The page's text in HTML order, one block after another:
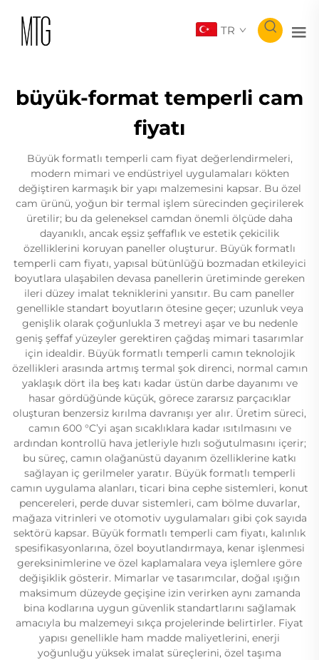
TR
büyük-format temperli cam
fiyatı
Büyük formatlı temperli cam fiyat değerlendirmeleri,
modern mimari ve endüstriyel uygulamaları kökten
değiştiren karmaşık bir yapı malzemesini kapsar. Bu özel
cam ürünü, yoğun bir termal işlem sürecinden geçirilerek
üretilir; bu da geleneksel camdan önemli ölçüde daha
dayanıklı, ancak eşsiz şeffaflık ve estetik çekicilik
özelliklerini koruyan paneller oluşturur. Büyük formatlı
temperli cam fiyatı, yapısal bütünlüğü bozmadan etkileyici
boyutlara ulaşabilen devasa panellerin üretiminde gereken
ileri düzey imalat tekniklerini yansıtır. Bu cam paneller
genellikle standart boyutların ötesine geçer; uzunluk veya
genişlik olarak çoğunlukla 3 metreyi aşar ve bu nedenle
geniş şeffaf yüzeyler gerektiren çağdaş mimari tasarımlar
için idealdir. Büyük formatlı temperli camın teknolojik
özellikleri arasında artmış termal şok direnci, normal camın
yaklaşık dört ila beş katı kadar üstün darbe dayanımı ve
hasar gördüğünde küçük, görece zararsız parçacıklar
oluşturan benzersiz kırılma davranışı yer alır. Üretim süreci,
camın 600 °C’yi aşan sıcaklıklara kadar ısıtılmasını ve
ardından kontrollü hava jetleriyle hızlı soğutulmasını içerir;
bu süreç, camın olağanüstü dayanım özelliklerine katkı
sağlayan iç gerilmeler yaratır. Büyük formatlı temperli
camın uygulama alanları, ticari bina cephe sistemleri, konut
pencereleri, perde duvar sistemleri, cam bölme duvarlar,
mağaza vitrinleri ve otomotiv uygulamaları gibi çok sayıda
sektörü kapsar. Büyük formatlı temperli cam fiyatı, kalınlık
spesifikasyonlarına, özel boyutlandırmaya, kenar işlenmesi
gereksinimlerine ve özel kaplamalara veya işlemlere göre
değişiklik gösterir. Mimarlar ve tasarımcılar, doğal ışığın
maksimum düzeyde geçişine izin verirken aynı zamanda
bina kodlarına uygun güvenlik standartlarını sağlamak
amacıyla bu malzemeyi sıkça projelerinde belirtirler. Fiyat
yapısı genellikle ham madde maliyetlerini, enerji
yoğunluğu yüksek imalat süreçlerini, özel taşıma